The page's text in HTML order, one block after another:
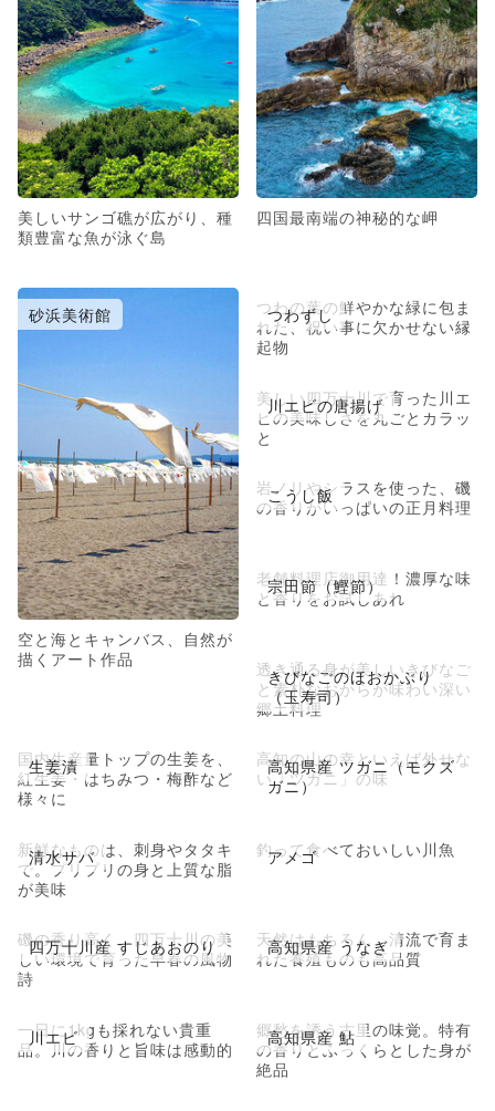
美しいサンゴ礁が広がり、種
類豊富な魚が泳ぐ島
四国最南端の神秘的な岬
砂浜美術館
空と海とキャンバス、自然が
描くアート作品
つわずし
つわの葉の鮮やかな緑に包ま
れた、祝い事に欠かせない縁
起物
川エビの唐揚げ
美しい四万十川で育った川エ
ビの美味しさを丸ごとカラッ
と
こうし飯
岩ノリやシラスを使った、磯
の香りがいっぱいの正月料理
宗田節（鰹節）
老舗料理店御用達！濃厚な味
と香りをお試しあれ
きびなごのほおかぶり
（玉寿司）
透き通る身が美しいきびなご
と素朴なおからが味わい深い
郷土料理
生姜漬
国内生産量トップの生姜を、
紅生姜・はちみつ・梅酢など
様々に
高知県産 ツガニ（モクズ
ガニ）
高知の山の幸といえば外せな
い「ツガニ」の味
清水サバ
新鮮なものは、刺身やタタキ
で。プリプリの身と上質な脂
が美味
アメゴ
釣って食べておいしい川魚
四万十川産 すじあおのり
磯の香り高く、四万十川の美
しい環境で育った早春の風物
詩
高知県産 うなぎ
天然はもちろん、清流で育ま
れた養殖ものも高品質
川エビ
一日に1kgも採れない貴重
品。川の香りと旨味は感動的
高知県産 鮎
郷愁を誘う古里の味覚。特有
の香りとふっくらとした身が
絶品